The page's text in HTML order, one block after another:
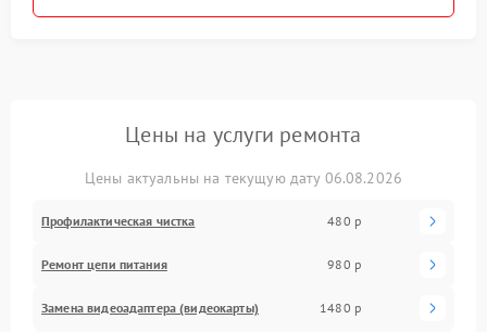
Цены на услуги ремонта
Цены актуальны на текущую дату 06.08.2026
Профилактическая чистка 480 р
Ремонт цепи питания 980 р
Замена видеоадаптера (видеокарты) 1480 р